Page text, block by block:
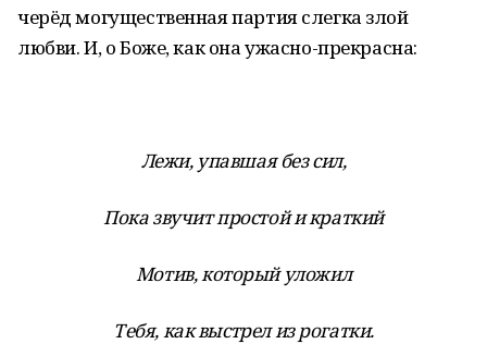
черёд могущественная партия слегка злой
любви. И, о Боже, как она ужасно-прекрасна:
Лежи, упавшая без сил,
Пока звучит простой и краткий
Мотив, который уложил
Тебя, как выстрел из рогатки.